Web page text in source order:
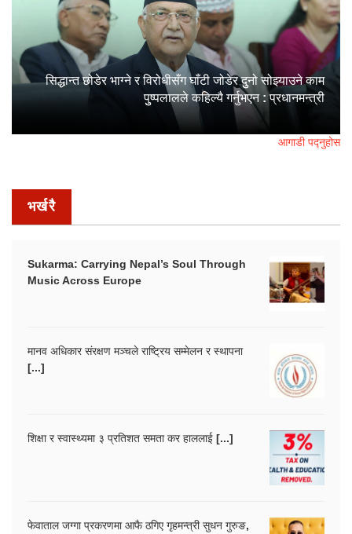
सिद्धान्त छोडेर भाग्ने र विरोधीसँग घाँटी जोडेर दुुनो सोझ्याउने काम
पुुष्पलालले कहिल्यै गर्नुभएन : प्रधानमन्त्री
आगाडी पद्नुहोस
भर्खरै
Sukarma: Carrying Nepal’s Soul Through
Music Across Europe
मानव अधिकार संरक्षण मञ्चले राष्ट्रिय सम्मेलन र स्थापना
[...]
शिक्षा र स्वास्थ्यमा ३ प्रतिशत समता कर हाललाई [...]
फेवाताल जग्गा प्रकरणमा आफै ठगिए गृहमन्त्री सुधन गुरुङ,